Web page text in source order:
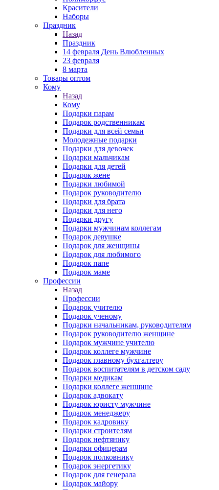
Красители
Наборы
Праздник
Назад
Праздник
14 февраля День Влюбленных
23 февраля
8 марта
Товары оптом
Кому
Назад
Кому
Подарки парам
Подарок родственникам
Подарки для всей семьи
Молодежные подарки
Подарки для девочек
Подарки мальчикам
Подарки для детей
Подарок жене
Подарки любимой
Подарок руководителю
Подарки для брата
Подарки для него
Подарки другу
Подарки мужчинам коллегам
Подарок девушке
Подарок для женщины
Подарок для любимого
Подарок папе
Подарок маме
Профессии
Назад
Профессии
Подарок учителю
Подарок ученому
Подарки начальникам, руководителям
Подарок руководителю женщине
Подарок мужчине учителю
Подарок коллеге мужчине
Подарок главному бухгалтеру
Подарок воспитателям в детском саду
Подарки медикам
Подарки коллеге женщине
Подарок адвокату
Подарок юристу мужчине
Подарок менеджеру
Подарок кадровику
Подарки строителям
Подарок нефтянику
Подарки офицерам
Подарок полковнику
Подарок энергетику
Подарок для генерала
Подарок майору